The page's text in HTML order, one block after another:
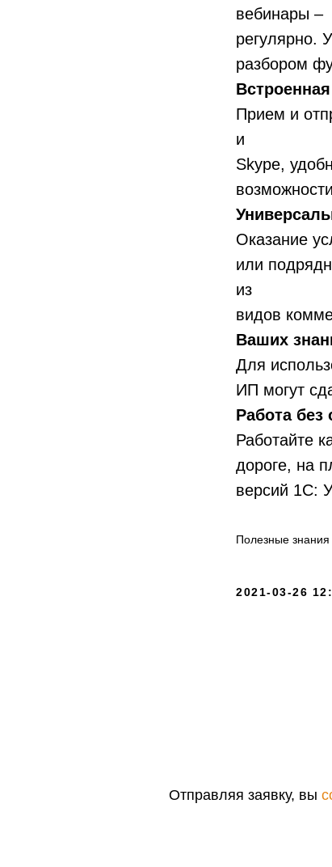
вебинары –
регулярно.
разбором
Прием и
и
Skype,
Оказание
или
из
видов
Ваших
Для
ИП могут
Работа без
Работайте
дороге, на
версий 1С:
Полезные знания
2021-03-26
Отправляя заявку, вы